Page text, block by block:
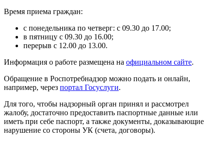
Время приема граждан:
с понедельника по четверг: с 09.30 до 17.00;
в пятницу с 09.30 до 16.00;
перерыв с 12.00 до 13.00.
Информация о работе размещена на официальном сайте.
Обращение в Роспотребнадзор можно подать и онлайн,
например, через портал Госуслуги.
Для того, чтобы надзорный орган принял и рассмотрел
жалобу, достаточно предоставить паспортные данные или
иметь при себе паспорт, а также документы, доказывающие
нарушение со стороны УК (счета, договоры).